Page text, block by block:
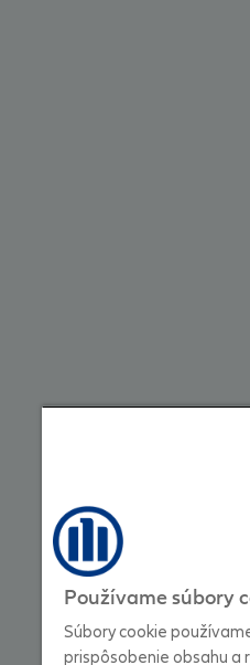
Používame súbory
Súbory cookie
prispôsobenie obsahu a